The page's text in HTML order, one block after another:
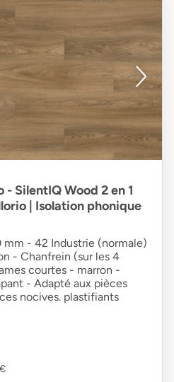
SilentIQ Wood 2 en 1
| Isolation phonique
- 42 Industrie (normale)
- Chanfrein (sur les 4
courtes - marron -
- Adapté aux pièces
nocives. plastifiants